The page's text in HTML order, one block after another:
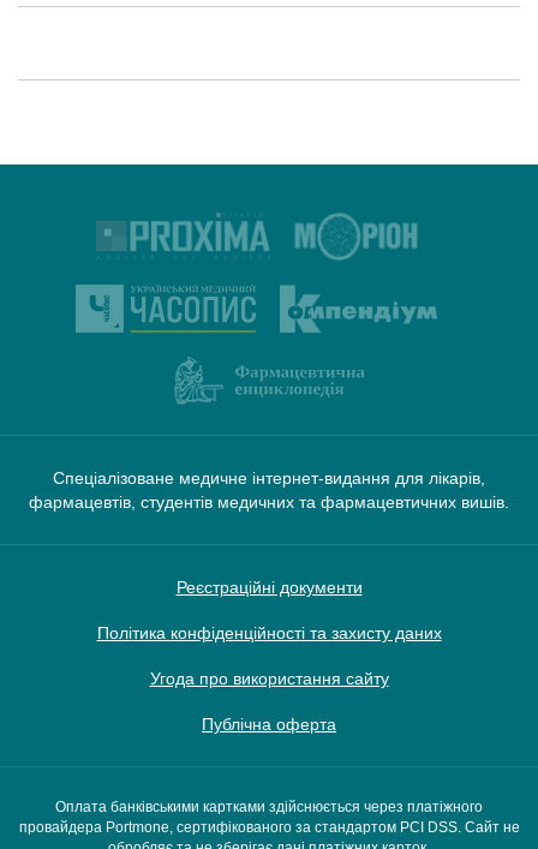
Спеціалізоване медичне інтернет-видання для лікарів,
фармацевтів, студентів медичних та фармацевтичних вишів.
Реєстраційні документи
Політика конфіденційності та захисту даних
Угода про використання сайту
Публічна оферта
Оплата банківськими картками здійснюється через платіжного
провайдера Portmone, сертифікованого за стандартом PCI DSS. Сайт не